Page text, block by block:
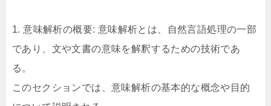
1. 意味解析の概要: 意味解析とは、自然言語処理の一部
であり、文や文書の意味を解釈するための技術であ
る。
このセクションでは、意味解析の基本的な概念や目的